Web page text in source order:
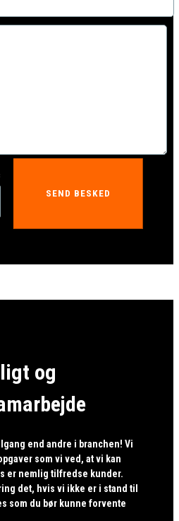
SEND BESKED
og
end andre i branchen! Vi
som vi ved, at vi kan
er nemlig tilfredse kunder.
det, hvis vi ikke er i stand til
som du bør kunne forvente